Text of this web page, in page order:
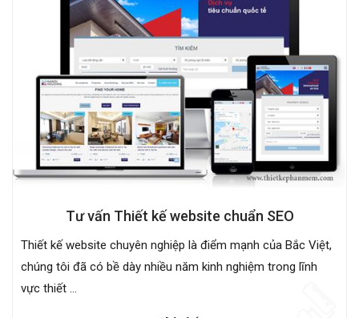
Tư vấn Thiết kế website chuẩn SEO
Thiết kế website chuyên nghiệp là điểm mạnh của Bắc Việt,
chúng tôi đã có bề dày nhiều năm kinh nghiệm trong lĩnh
vực thiết ...